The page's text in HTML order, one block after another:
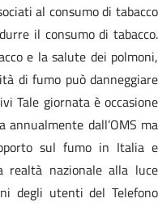
al consumo di tabacco
il consumo di tabacco.
e la salute dei polmoni,
di fumo può danneggiare
Tale giornata è occasione
dall’OMS ma
sul fumo in Italia e
realtà nazionale alla luce
degli utenti del Telefono